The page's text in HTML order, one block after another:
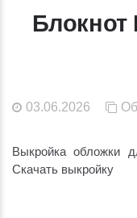
Блокнот
03.06.2026
Выкройка обложки
Скачать выкройку